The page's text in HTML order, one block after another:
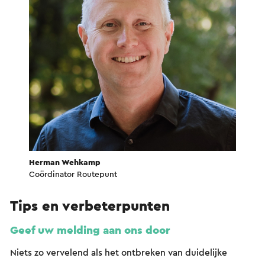
Herman Wehkamp
Coördinator Routepunt
Tips en verbeterpunten
Geef uw melding aan ons door
Niets zo vervelend als het ontbreken van duidelijke